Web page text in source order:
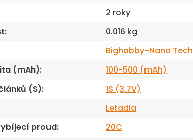
2 roky
:
0.016 kg
Bighobby-Nano Tech
(mAh): 100-500 (mAh)
(S):
1S (3.7V)
Letadla
proud:
20C